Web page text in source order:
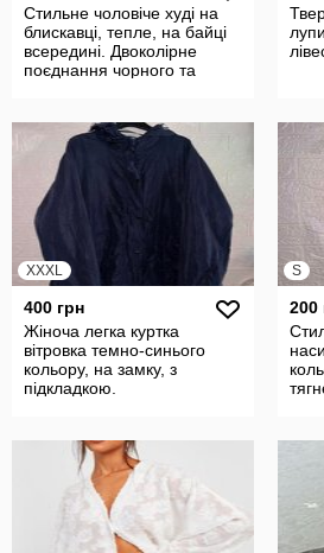
Стильне чоловіче худі на
блискавці, тепле, на байці
всередині. Двоколірне
поєднання чорного та
XXXL
400 грн
Жіноча легка куртка
вітровка темно-синього
кольору, на замку, з
підкладкою.
S
200